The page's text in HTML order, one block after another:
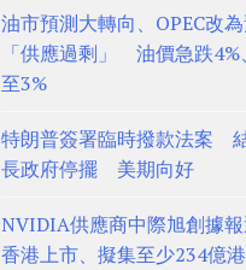
油市預測大轉向、OPEC改
「供應過剩」 油價急跌4%
至3%
特朗普簽署臨時撥款法案
長政府停擺 美期向好
NVIDIA供應商中際旭創據
香港上市、擬集至少234億